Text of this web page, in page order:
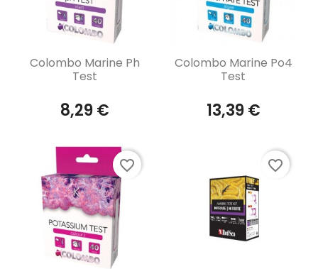
Aperçu rapide
Colombo Marine Ph
Test
8,29 €
Aperçu rapide
Colombo Marine Po4
Test
13,39 €
favorite_border favorite_border